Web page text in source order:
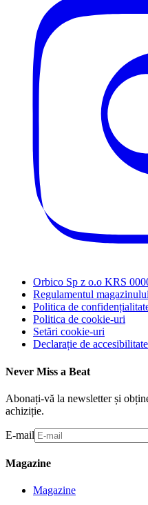
Orbico Sp z o.o KRS
Regulamentul magazinului
Politica de
Politica de cookie-uri
Setări cookie-uri
Declarație de accesibilitate
Never Miss a Beat
Abonați-vă la newsletter și
achiziție.
E-mail
Magazine
Magazine